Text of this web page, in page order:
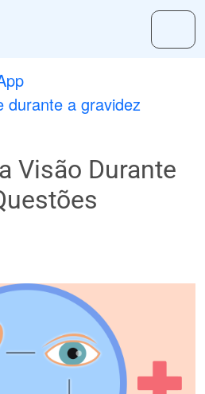
durante a gravidez
Visão Durante